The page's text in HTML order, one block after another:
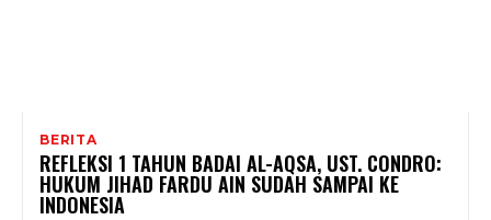
BERITA
REFLEKSI 1 TAHUN BADAI AL-AQSA, UST. CONDRO:
HUKUM JIHAD FARDU AIN SUDAH SAMPAI KE
INDONESIA